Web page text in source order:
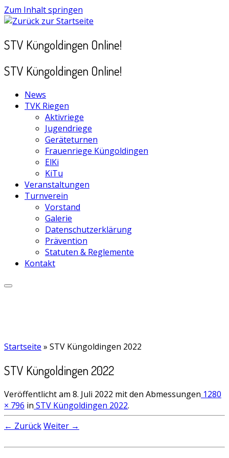
Zum Inhalt springen
STV Küngoldingen Online!
STV Küngoldingen Online!
News
TVK Riegen
Aktivriege
Jugendriege
Geräteturnen
Frauenriege Küngoldingen
ElKi
KiTu
Veranstaltungen
Turnverein
Vorstand
Galerie
Datenschutzerklärung
Prävention
Statuten & Reglemente
Kontakt
Startseite » STV Küngoldingen 2022
STV Küngoldingen 2022
Veröffentlicht am 8. Juli 2022 mit den Abmessungen 1280
× 796 in STV Küngoldingen 2022.
← ZurückWeiter →